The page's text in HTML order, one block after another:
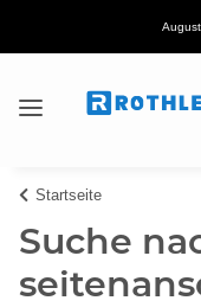
August
Startseite
Suche